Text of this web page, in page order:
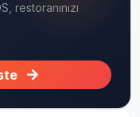
restoranınızı